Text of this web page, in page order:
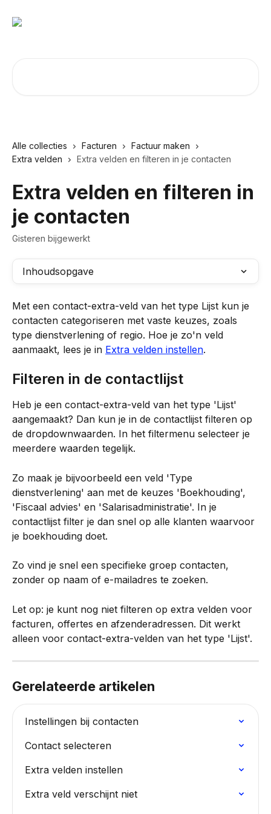
Alle collecties Facturen
Factuur maken
Extra velden
Extra velden en filteren in je contacten
Extra velden en filteren in
je contacten
Gisteren bijgewerkt
Inhoudsopgave
Met een contact-extra-veld van het type Lijst kun je
contacten categoriseren met vaste keuzes, zoals
type dienstverlening of regio. Hoe je zo'n veld
aanmaakt, lees je in Extra velden instellen.
Filteren in de contactlijst
Heb je een contact-extra-veld van het type 'Lijst'
aangemaakt? Dan kun je in de contactlijst filteren op
de dropdownwaarden. In het filtermenu selecteer je
meerdere waarden tegelijk.
Zo maak je bijvoorbeeld een veld 'Type
dienstverlening' aan met de keuzes 'Boekhouding',
'Fiscaal advies' en 'Salarisadministratie'. In je
contactlijst filter je dan snel op alle klanten waarvoor
je boekhouding doet.
Zo vind je snel een specifieke groep contacten,
zonder op naam of e-mailadres te zoeken.
Let op: je kunt nog niet filteren op extra velden voor
facturen, offertes en afzenderadressen. Dit werkt
alleen voor contact-extra-velden van het type 'Lijst'.
Gerelateerde artikelen
Instellingen bij contacten
Contact selecteren
Extra velden instellen
Extra veld verschijnt niet